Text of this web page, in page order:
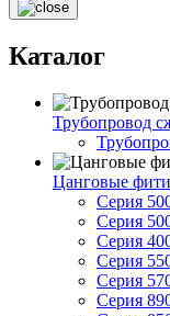
Каталог
Трубопровод
Цанговые
Серия
Серия
Серия
Серия
Серия
Серия